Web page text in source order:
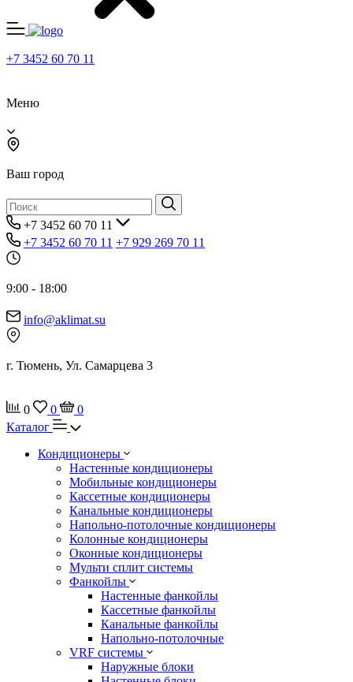
+7 3452 60 70 11
Меню
Ваш город
+7 3452 60 70 11
+7 3452 60 70 11 +7 929 269 70 11
9:00 - 18:00
info@aklimat.su
г. Тюмень, Ул. Самарцева 3
0 0
0
Каталог
Кондиционеры
Настенные кондиционеры
Мобильные кондиционеры
Кассетные кондиционеры
Канальные кондиционеры
Напольно-потолочные кондиционеры
Колонные кондиционеры
Оконные кондиционеры
Мульти сплит системы
Фанкойлы
Настенные фанкойлы
Кассетные фанкойлы
Канальные фанкойлы
Напольно-потолочные
VRF системы
Наружные блоки